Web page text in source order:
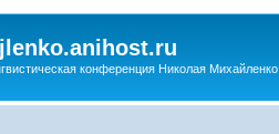
конференция Николая Михайленко